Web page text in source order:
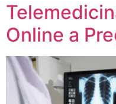
Online a